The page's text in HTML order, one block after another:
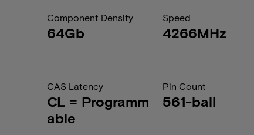
Component Density
64Gb
Speed
4266MHz
CAS Latency
CL = Programm
able
Pin Count
561-ball